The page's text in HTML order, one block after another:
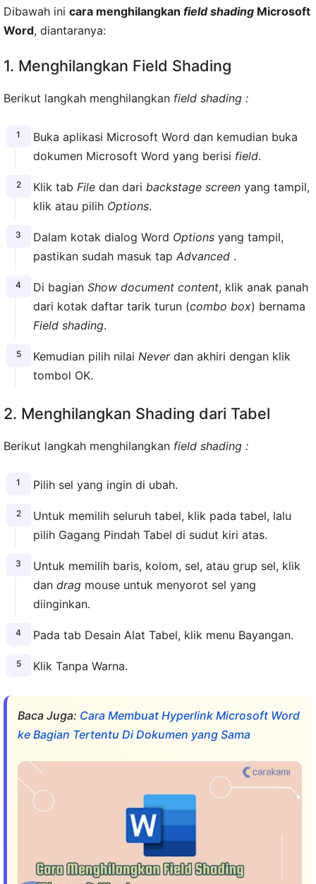
Dibawah ini cara menghilangkan field shading Microsoft
Word, diantaranya:
1. Menghilangkan Field Shading
Berikut langkah menghilangkan field shading :
Buka aplikasi Microsoft Word dan kemudian buka
dokumen Microsoft Word yang berisi field.
Klik tab Filedan dari backstage screenyang tampil,
klik atau pilih Options.
Dalam kotak dialog Word Optionsyang tampil,
pastikan sudah masuk tap Advanced.
Di bagian Show document content, klik anak panah
dari kotak daftar tarik turun (combo box) bernama
Field shading.
Kemudian pilih nilai Neverdan akhiri dengan klik
tombol OK.
2. Menghilangkan Shading dari Tabel
Berikut langkah menghilangkan field shading :
Pilih sel yang ingin di ubah.
Untuk memilih seluruh tabel, klik pada tabel, lalu
pilih Gagang Pindah Tabel di sudut kiri atas.
Untuk memilih baris, kolom, sel, atau grup sel, klik
dan dragmouse untuk menyorot sel yang
diinginkan.
Pada tab Desain Alat Tabel, klik menu Bayangan.
Klik Tanpa Warna.
Baca Juga: Cara Membuat Hyperlink Microsoft Word
ke Bagian Tertentu Di Dokumen yang Sama